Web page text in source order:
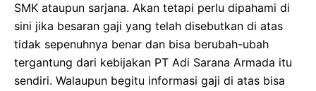
SMK ataupun sarjana. Akan tetapi perlu dipahami di
sini jika besaran gaji yang telah disebutkan di atas
tidak sepenuhnya benar dan bisa berubah-ubah
tergantung dari kebijakan PT Adi Sarana Armada itu
sendiri. Walaupun begitu informasi gaji di atas bisa